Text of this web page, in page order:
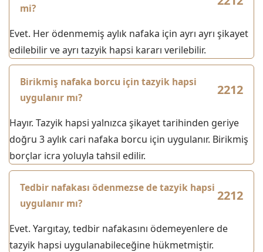
mi?
Evet. Her ödenmemiş aylık nafaka için ayrı ayrı şikayet
edilebilir ve ayrı tazyik hapsi kararı verilebilir.
Birikmiş nafaka borcu için tazyik hapsi
uygulanır mı?
Hayır. Tazyik hapsi yalnızca şikayet tarihinden geriye
doğru 3 aylık cari nafaka borcu için uygulanır. Birikmiş
borçlar icra yoluyla tahsil edilir.
Tedbir nafakası ödenmezse de tazyik hapsi
uygulanır mı?
Evet. Yargıtay, tedbir nafakasını ödemeyenlere de
tazyik hapsi uygulanabileceğine hükmetmiştir.